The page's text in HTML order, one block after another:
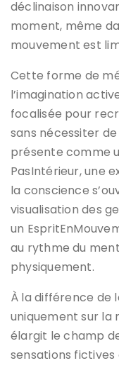
déclinaison
moment, même
mouvement est
Cette forme de
l’imagination
focalisée pour
sans nécessiter
présente comme
PasIntérieur, une
la conscience
visualisation des
un
au rythme du
physiquement.
À la différence de
uniquement sur
élargit le champ
sensations